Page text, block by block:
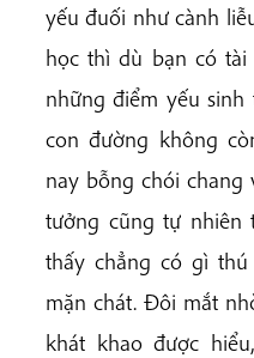
yếu đuối như cành
học thì dù bạn có
những điểm yếu
con đường không
nay bỗng chói
tưởng cũng tự nhiên
thấy chẳng có gì
mặn chát. Đôi mắt
khát khao được